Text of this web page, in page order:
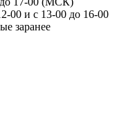
00 и с 13-00 до 16-00
заранее